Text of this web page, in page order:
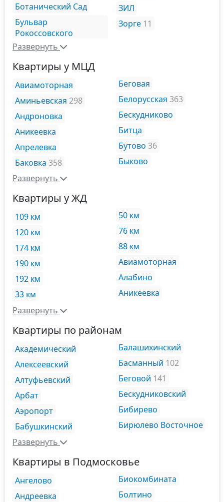
Ботанический Сад
Бульвар
Рокоссовского
ЗИЛ
Зорге 11
Развернуть
Квартиры у МЦД
Авиамоторная
Аминьевская 298
Андроновка
Аникеевка
Апрелевка
Баковка 358
Беговая
Белорусская 363
Бескудниково
Битца
Бутово 36
Быково
Развернуть
Квартиры у ЖД
109 км
120 км
174 км
190 км
192 км
33 км
50 км
76 км
88 км
Авиамоторная
Алабино
Аникеевка
Развернуть
Квартиры по районам
Академический
Алексеевский
Алтуфьевский
Арбат
Аэропорт
Бабушкинский
Балашихинский
Басманный 102
Беговой 141
Бескудниковский
Бибирево
Бирюлево Восточное
Развернуть
Квартиры в Подмосковье
Ангелово
Андреевка
Биокомбината
Болтино